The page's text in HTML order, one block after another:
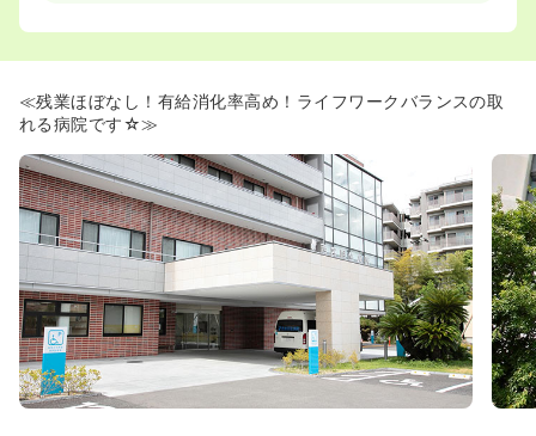
◆残業はございません。病棟内も療養の患者様や内科の患
◆夜勤の回数や勤務形態についてもご本人の希望に合わせ
て相談できるため、無理なく働くことができます！
≪残業ほぼなし！有給消化率高め！ライフワークバランスの取
れる病院です☆≫